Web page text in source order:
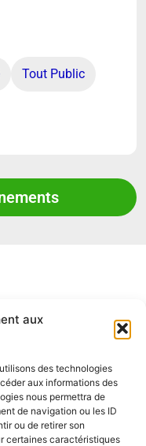
aux
des technologies
aux informations des
nous permettra de
de navigation ou les ID
ou de retirer son
certaines caractéristiques
Tout Public